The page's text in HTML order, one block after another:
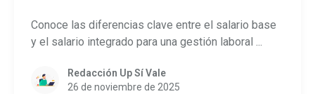
Conoce las diferencias clave entre el salario base
y el salario integrado para una gestión laboral ...
Redacción Up Sí Vale
26 de noviembre de 2025